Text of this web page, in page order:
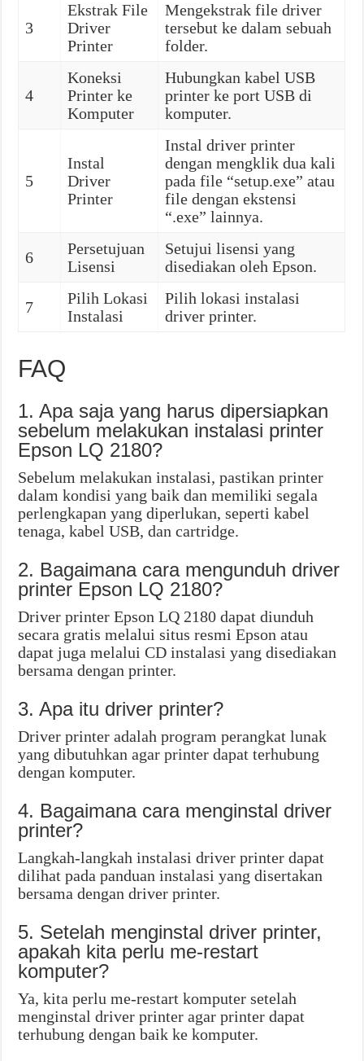
3
Ekstrak File
Driver
Printer
Mengekstrak file driver
tersebut ke dalam sebuah
folder.
4
Koneksi
Printer ke
Komputer
Hubungkan kabel USB
printer ke port USB di
komputer.
5
Instal
Driver
Printer
Instal driver printer
dengan mengklik dua kali
pada file “setup.exe” atau
file dengan ekstensi
“.exe” lainnya.
6
Persetujuan
Lisensi
Setujui lisensi yang
disediakan oleh Epson.
7
Pilih Lokasi
Instalasi
Pilih lokasi instalasi
driver printer.
FAQ
1. Apa saja yang harus dipersiapkan
sebelum melakukan instalasi printer
Epson LQ 2180?
Sebelum melakukan instalasi, pastikan printer
dalam kondisi yang baik dan memiliki segala
perlengkapan yang diperlukan, seperti kabel
tenaga, kabel USB, dan cartridge.
2. Bagaimana cara mengunduh driver
printer Epson LQ 2180?
Driver printer Epson LQ 2180 dapat diunduh
secara gratis melalui situs resmi Epson atau
dapat juga melalui CD instalasi yang disediakan
bersama dengan printer.
3. Apa itu driver printer?
Driver printer adalah program perangkat lunak
yang dibutuhkan agar printer dapat terhubung
dengan komputer.
4. Bagaimana cara menginstal driver
printer?
Langkah-langkah instalasi driver printer dapat
dilihat pada panduan instalasi yang disertakan
bersama dengan driver printer.
5. Setelah menginstal driver printer,
apakah kita perlu me-restart
komputer?
Ya, kita perlu me-restart komputer setelah
menginstal driver printer agar printer dapat
terhubung dengan baik ke komputer.